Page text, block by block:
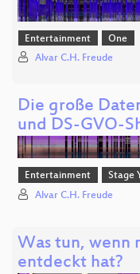
Entertainment One
Alvar C.H. Freude
Die große
und DS-GVO-
Entertainment Stage
Alvar C.H. Freude
Was tun, wenn
entdeckt hat?